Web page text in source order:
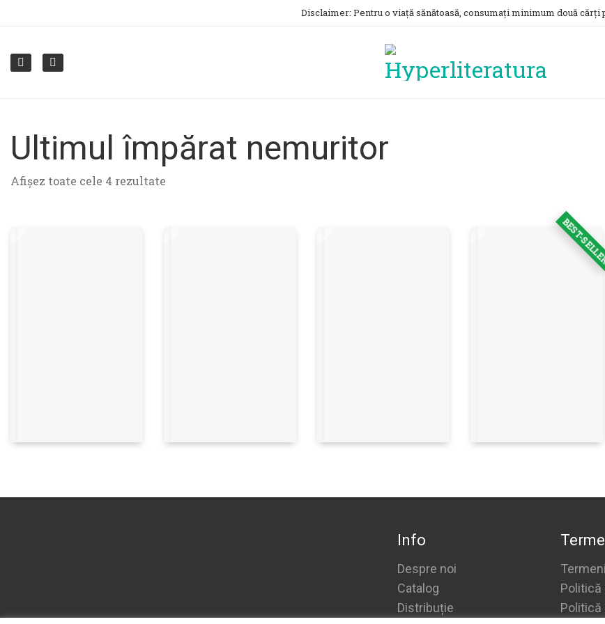
Disclaimer: Pentru o viață sănătoasă, consumați minimum două cărți
Ultimul împărat nemuritor
Afișez toate cele 4 rezultate
BEST-
Info
Despre noi
Catalog
Distribuție
Politică
Politică